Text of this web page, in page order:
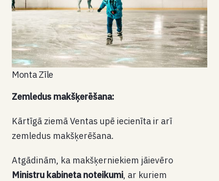
Monta Zīle
Zemledus makšķerēšana:
Kārtīgā ziemā Ventas upē iecienīta ir arī
zemledus makšķerēšana.
Atgādinām, ka makšķerniekiem jāievēro
Ministru kabineta noteikumi, ar kuriem